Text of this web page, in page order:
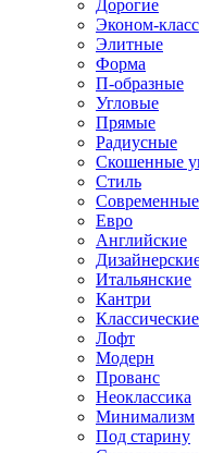
Дорогие
Эконом-класс
Элитные
Форма
П-образные
Угловые
Прямые
Радиусные
Скошенные
Стиль
Современные
Евро
Английские
Итальянские
Кантри
Классические
Лофт
Модерн
Прованс
Неоклассика
Минимализм
Под старину